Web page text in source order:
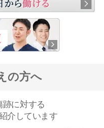
の方へ
に対する
介しています